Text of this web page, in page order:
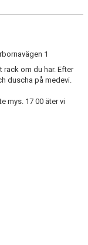
1
rack om du har. Efter
duscha på medevi.
mys. 17 00 äter vi